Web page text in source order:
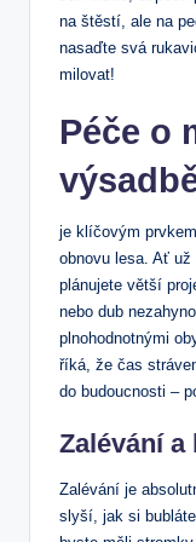
na štěstí, ale na
nasaďte svá
milovat!
Péče o
je klíčovým
obnovu lesa. Ať už
plánujete větší
nebo dub
plnohodnotnými
říká, že čas
do budoucnosti –
Zalévání a
Zalévání je
slyší, jak si